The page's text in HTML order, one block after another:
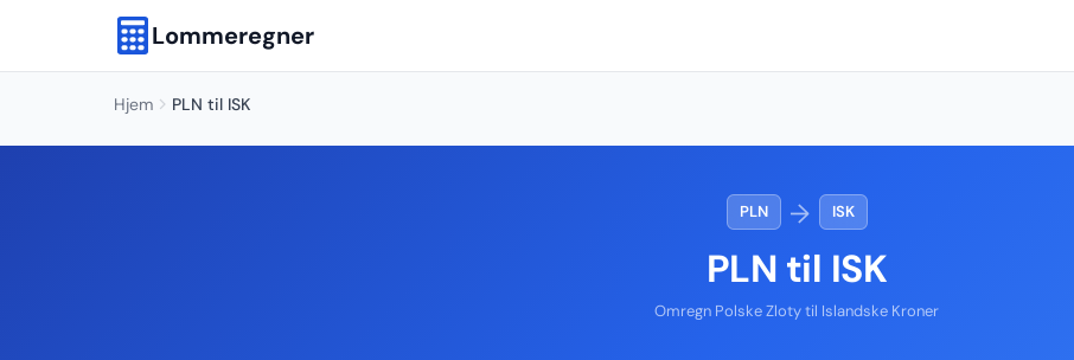
Lommeregner
Hjem PLN til ISK
PLN → ISK
PLN til ISK
Omregn Polske Zloty til Islandske Kroner